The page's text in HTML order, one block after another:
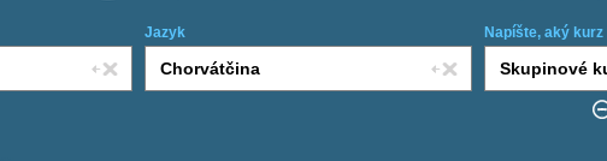
Jazyk Napíšte, aký